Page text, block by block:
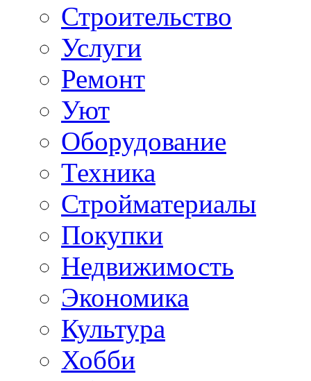
Строительство
Услуги
Ремонт
Уют
Оборудование
Техника
Стройматериалы
Покупки
Недвижимость
Экономика
Культура
Хобби